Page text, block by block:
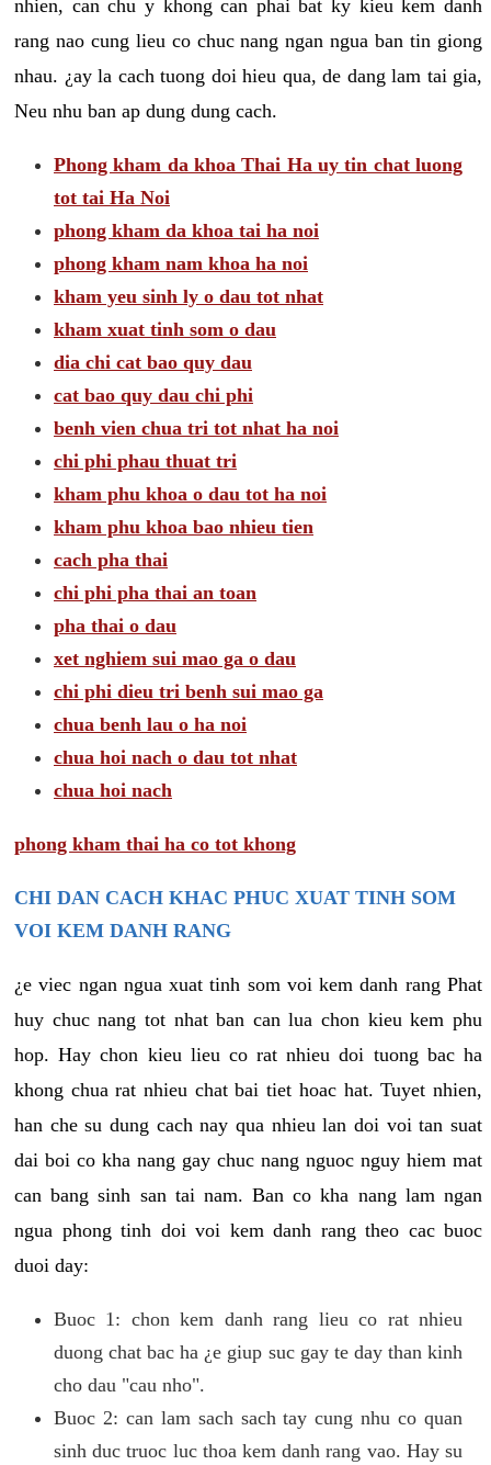
nhien, can chu y khong can phai bat ky kieu kem danh
rang nao cung lieu co chuc nang ngan ngua ban tin giong
nhau. ¿ay la cach tuong doi hieu qua, de dang lam tai gia,
Neu nhu ban ap dung dung cach.
Phong kham da khoa Thai Ha uy tin chat luong
tot tai Ha Noi
phong kham da khoa tai ha noi
phong kham nam khoa ha noi
kham yeu sinh ly o dau tot nhat
kham xuat tinh som o dau
dia chi cat bao quy dau
cat bao quy dau chi phi
benh vien chua tri tot nhat ha noi
chi phi phau thuat tri
kham phu khoa o dau tot ha noi
kham phu khoa bao nhieu tien
cach pha thai
chi phi pha thai an toan
pha thai o dau
xet nghiem sui mao ga o dau
chi phi dieu tri benh sui mao ga
chua benh lau o ha noi
chua hoi nach o dau tot nhat
chua hoi nach
phong kham thai ha co tot khong
CHI DAN CACH KHAC PHUC XUAT TINH SOM
VOI KEM DANH RANG
¿e viec ngan ngua xuat tinh som voi kem danh rang Phat
huy chuc nang tot nhat ban can lua chon kieu kem phu
hop. Hay chon kieu lieu co rat nhieu doi tuong bac ha
khong chua rat nhieu chat bai tiet hoac hat. Tuyet nhien,
han che su dung cach nay qua nhieu lan doi voi tan suat
dai boi co kha nang gay chuc nang nguoc nguy hiem mat
can bang sinh san tai nam. Ban co kha nang lam ngan
ngua phong tinh doi voi kem danh rang theo cac buoc
duoi day:
Buoc 1: chon kem danh rang lieu co rat nhieu
duong chat bac ha ¿e giup suc gay te day than kinh
cho dau "cau nho".
Buoc 2: can lam sach sach tay cung nhu co quan
sinh duc truoc luc thoa kem danh rang vao. Hay su